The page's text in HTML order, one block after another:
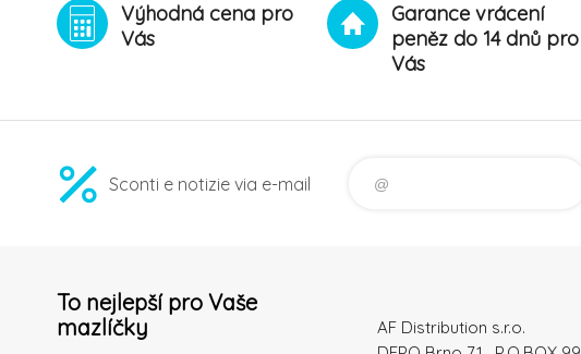
Výhodná cena pro
Vás
Garance vrácení
peněz do 14 dnů pro
Vás
Sconti e notizie via e-mail
To nejlepší pro Vaše
mazlíčky
AF Distribution s.r.o.